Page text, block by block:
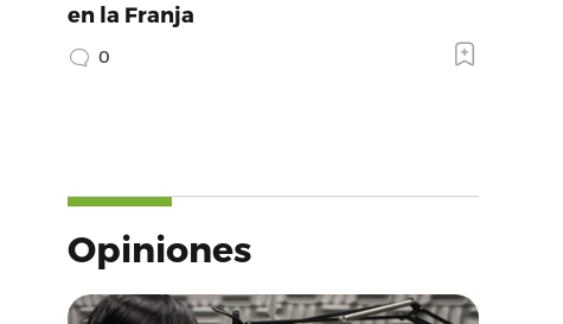
en la Franja
0
Opiniones